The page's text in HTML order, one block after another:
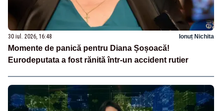
30 iul. 2026, 16:48 Ionuț Nichita
Momente de panică pentru Diana Șoșoacă!
Eurodeputata a fost rănită într-un accident rutier